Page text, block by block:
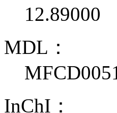
12.89000
MDL：
InChI：